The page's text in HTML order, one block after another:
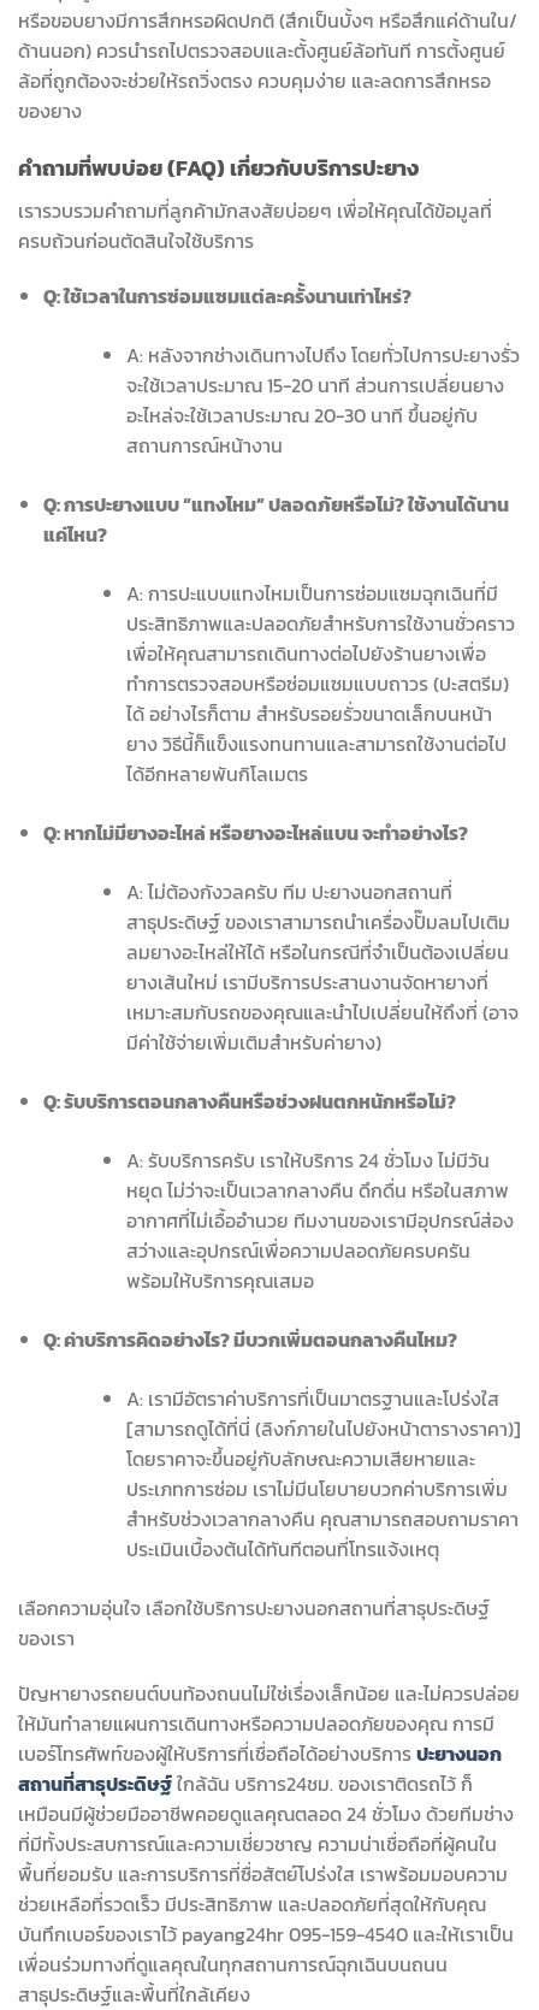
หรือขอบยางมีการสึกหรอผิดปกติ (สึกเป็นบั้งๆ หรือสึกแค่ด้านใน/
ด้านนอก) ควรนำรถไปตรวจสอบและตั้งศูนย์ล้อทันที การตั้งศูนย์
ล้อที่ถูกต้องจะช่วยให้รถวิ่งตรง ควบคุมง่าย และลดการสึกหรอ
ของยาง
คำถามที่พบบ่อย (FAQ) เกี่ยวกับบริการปะยาง
เรารวบรวมคำถามที่ลูกค้ามักสงสัยบ่อยๆ เพื่อให้คุณได้ข้อมูลที่
ครบถ้วนก่อนตัดสินใจใช้บริการ
Q: ใช้เวลาในการซ่อมแซมแต่ละครั้งนานเท่าไหร่?
A: หลังจากช่างเดินทางไปถึง โดยทั่วไปการปะยางรั่ว
จะใช้เวลาประมาณ 15-20 นาที ส่วนการเปลี่ยนยาง
อะไหล่จะใช้เวลาประมาณ 20-30 นาที ขึ้นอยู่กับ
สถานการณ์หน้างาน
Q: การปะยางแบบ “แทงไหม” ปลอดภัยหรือไม่? ใช้งานได้นาน
แค่ไหน?
A: การปะแบบแทงไหมเป็นการซ่อมแซมฉุกเฉินที่มี
ประสิทธิภาพและปลอดภัยสำหรับการใช้งานชั่วคราว
เพื่อให้คุณสามารถเดินทางต่อไปยังร้านยางเพื่อ
ทำการตรวจสอบหรือซ่อมแซมแบบถาวร (ปะสตรีม)
ได้ อย่างไรก็ตาม สำหรับรอยรั่วขนาดเล็กบนหน้า
ยาง วิธีนี้ก็แข็งแรงทนทานและสามารถใช้งานต่อไป
ได้อีกหลายพันกิโลเมตร
Q: หากไม่มียางอะไหล่ หรือยางอะไหล่แบน จะทำอย่างไร?
A: ไม่ต้องกังวลครับ ทีม ปะยางนอกสถานที่
สาธุประดิษฐ์ ของเราสามารถนำเครื่องปั๊มลมไปเติม
ลมยางอะไหล่ให้ได้ หรือในกรณีที่จำเป็นต้องเปลี่ยน
ยางเส้นใหม่ เรามีบริการประสานงานจัดหายางที่
เหมาะสมกับรถของคุณและนำไปเปลี่ยนให้ถึงที่ (อาจ
มีค่าใช้จ่ายเพิ่มเติมสำหรับค่ายาง)
Q: รับบริการตอนกลางคืนหรือช่วงฝนตกหนักหรือไม่?
A: รับบริการครับ เราให้บริการ 24 ชั่วโมง ไม่มีวัน
หยุด ไม่ว่าจะเป็นเวลากลางคืน ดึกดื่น หรือในสภาพ
อากาศที่ไม่เอื้ออำนวย ทีมงานของเรามีอุปกรณ์ส่อง
สว่างและอุปกรณ์เพื่อความปลอดภัยครบครัน
พร้อมให้บริการคุณเสมอ
Q: ค่าบริการคิดอย่างไร? มีบวกเพิ่มตอนกลางคืนไหม?
A: เรามีอัตราค่าบริการที่เป็นมาตรฐานและโปร่งใส
[สามารถดูได้ที่นี่ (ลิงก์ภายในไปยังหน้าตารางราคา)]
โดยราคาจะขึ้นอยู่กับลักษณะความเสียหายและ
ประเภทการซ่อม เราไม่มีนโยบายบวกค่าบริการเพิ่ม
สำหรับช่วงเวลากลางคืน คุณสามารถสอบถามราคา
ประเมินเบื้องต้นได้ทันทีตอนที่โทรแจ้งเหตุ
เลือกความอุ่นใจ เลือกใช้บริการปะยางนอกสถานที่สาธุประดิษฐ์
ของเรา
ปัญหายางรถยนต์บนท้องถนนไม่ใช่เรื่องเล็กน้อย และไม่ควรปล่อย
ให้มันทำลายแผนการเดินทางหรือความปลอดภัยของคุณ การมี
เบอร์โทรศัพท์ของผู้ให้บริการที่เชื่อถือได้อย่างบริการปะยางนอก
สถานที่สาธุประดิษฐ์ใกล้ฉัน บริการ24ชม. ของเราติดรถไว้ ก็
เหมือนมีผู้ช่วยมืออาชีพคอยดูแลคุณตลอด 24 ชั่วโมง ด้วยทีมช่าง
ที่มีทั้งประสบการณ์และความเชี่ยวชาญ ความน่าเชื่อถือที่ผู้คนใน
พื้นที่ยอมรับ และการบริการที่ซื่อสัตย์โปร่งใส เราพร้อมมอบความ
ช่วยเหลือที่รวดเร็ว มีประสิทธิภาพ และปลอดภัยที่สุดให้กับคุณ
บันทึกเบอร์ของเราไว้ payang24hr 095-159-4540 และให้เราเป็น
เพื่อนร่วมทางที่ดูแลคุณในทุกสถานการณ์ฉุกเฉินบนถนน
สาธุประดิษฐ์และพื้นที่ใกล้เคียง